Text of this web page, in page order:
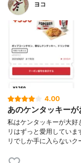
ヨコ
4.00
あのケンタッキー
私はケンタッキーが大好
リはずっと愛用してい
リでしか手に入らない